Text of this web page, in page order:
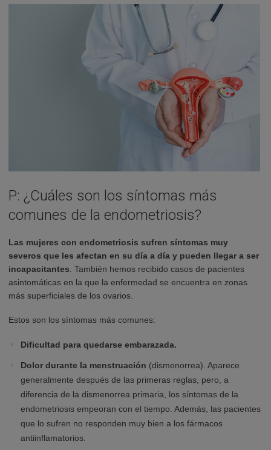
P: ¿Cuáles son los síntomas más
comunes de la endometriosis?
Las mujeres con endometriosis sufren síntomas muy
severos que les afectan en su día a día y pueden llegar a ser
incapacitantes. También hemos recibido casos de pacientes
asintomáticas en la que la enfermedad se encuentra en zonas
más superficiales de los ovarios.
Estos son los síntomas más comunes:
Dificultad para quedarse embarazada.
Dolor durante la menstruación (dismenorrea). Aparece
generalmente después de las primeras reglas, pero, a
diferencia de la dismenorrea primaria, los síntomas de la
endometriosis empeoran con el tiempo. Además, las pacientes
que lo sufren no responden muy bien a los fármacos
antiinflamatorios.